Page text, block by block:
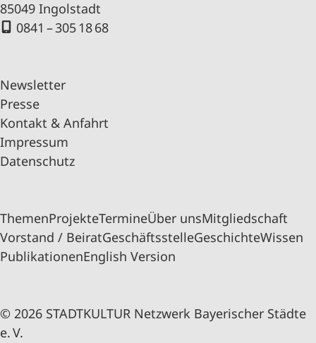
85049 Ingolstadt
0841 – 305 18 68
Newsletter
Presse
Kontakt & Anfahrt
Impressum
Datenschutz
ThemenProjekteTermineÜber unsMitgliedschaft
Vorstand / BeiratGeschäftsstelleGeschichteWissen
PublikationenEnglish Version
© 2026 STADTKULTUR Netzwerk Bayerischer Städte
e. V.